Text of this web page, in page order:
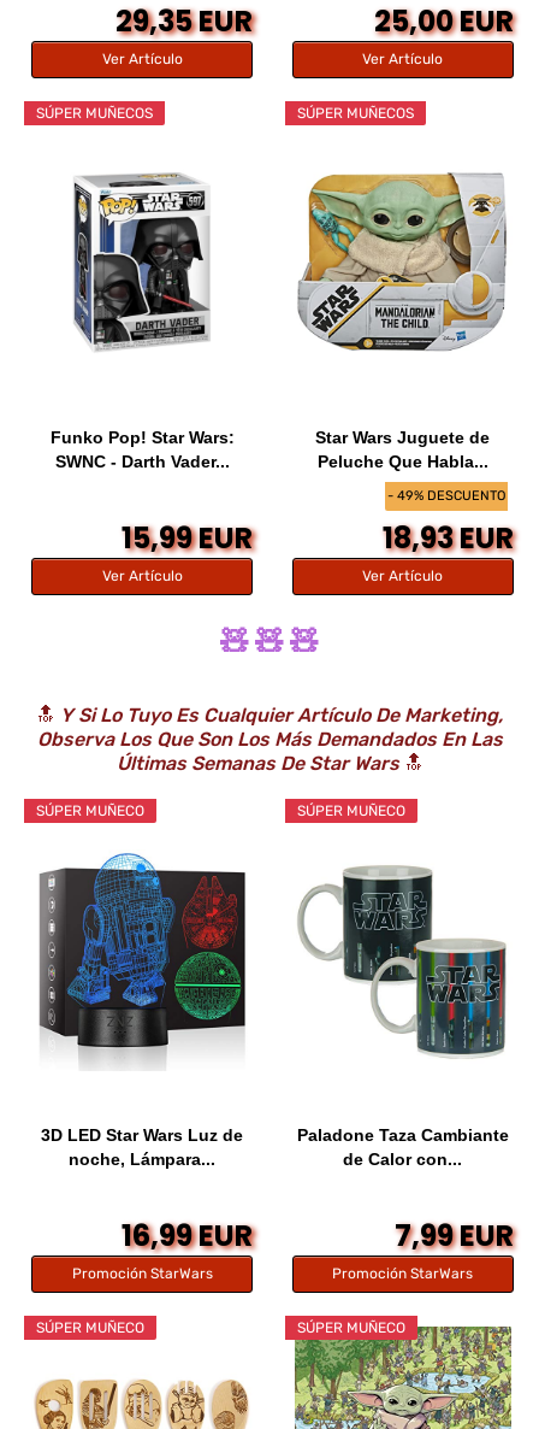
29,35 EUR
Ver Artículo
25,00 EUR
Ver Artículo
SÚPER MUÑECOS
Funko Pop! Star Wars:
SWNC - Darth Vader...
15,99 EUR
Ver Artículo
- 49% DESCUENTO
SÚPER MUÑECOS
Star Wars Juguete de
Peluche Que Habla...
18,93 EUR
Ver Artículo
🧸 🧸 🧸
🔝 Y Si Lo Tuyo Es Cualquier Artículo De Marketing,
Observa Los Que Son Los Más Demandados En Las
Últimas Semanas De Star Wars🔝
SÚPER MUÑECO
3D LED Star Wars Luz de
noche, Lámpara...
16,99 EUR
Promoción StarWars
SÚPER MUÑECO
Paladone Taza Cambiante
de Calor con...
7,99 EUR
Promoción StarWars
SÚPER MUÑECO SÚPER MUÑECO